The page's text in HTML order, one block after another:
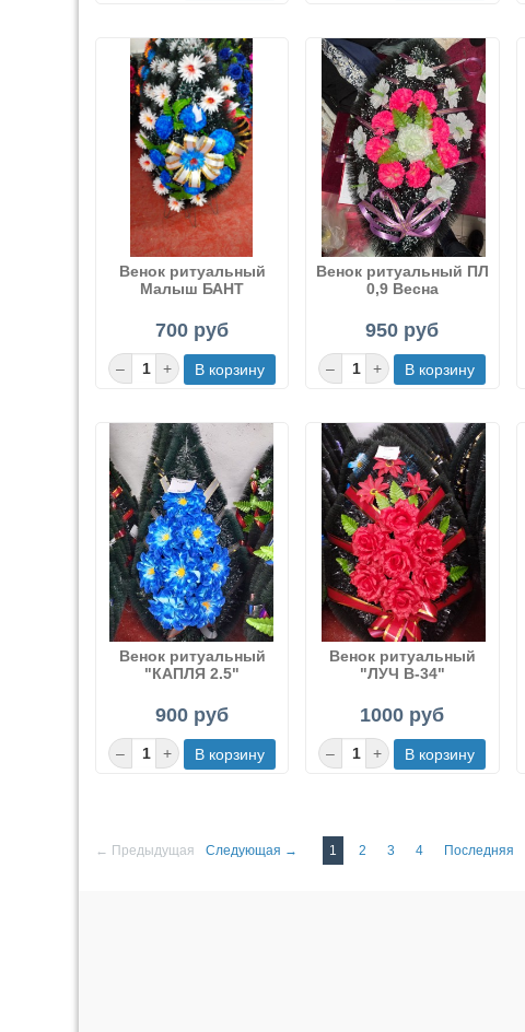
Венок ритуальный
Малыш БАНТ
700 руб
Венок ритуальный ПЛ
0,9 Весна
950 руб
Венок ритуальный
"КАПЛЯ 2.5"
900 руб
Венок ритуальный
"ЛУЧ В-34"
1000 руб
← Предыдущая Следующая → 1 2 3 4 Последняя